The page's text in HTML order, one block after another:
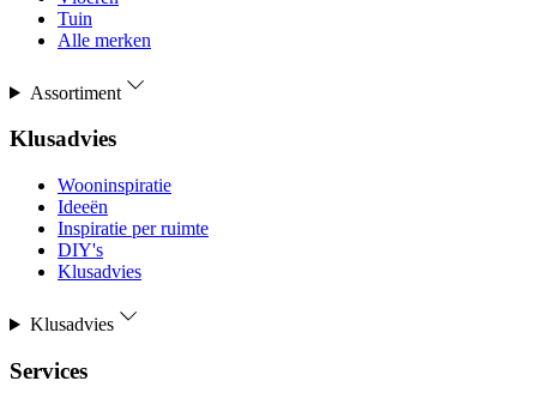
Tuin
Alle merken
Assortiment
Klusadvies
Wooninspiratie
Ideeën
Inspiratie per ruimte
DIY's
Klusadvies
Klusadvies
Services